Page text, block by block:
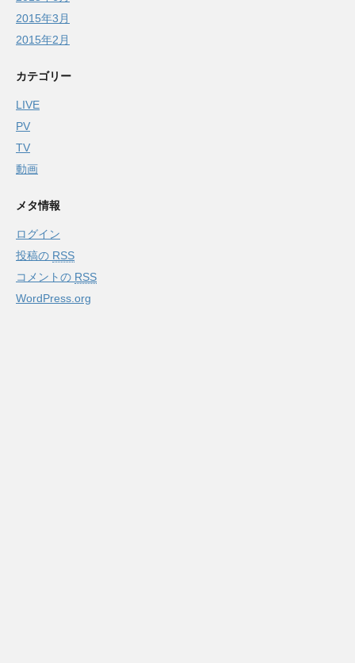
2015年3月
2015年2月
カテゴリー
LIVE
PV
TV
動画
メタ情報
ログイン
投稿の RSS
コメントの RSS
WordPress.org